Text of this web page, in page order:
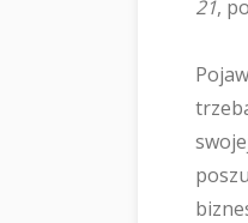
21,